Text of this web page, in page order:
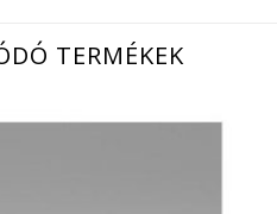
TERMÉKEK